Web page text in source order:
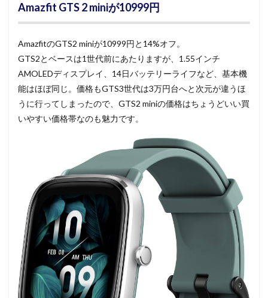
Amazfit GTS 2 miniが10999円
AmazfitのGTS2 miniが10999円と14%オフ。
GTS2とベースは1世代前にあたりますが、1.55インチ
AMOLEDディスプレイ、14日バッテリーライフなど、基本機
能はほぼ同じ。価格もGTS3世代は3万円台へと次元が違うほ
うに行ってしまったので、GTS2 miniの価格はちょうどいい買
いやすい価格帯なのも魅力です。